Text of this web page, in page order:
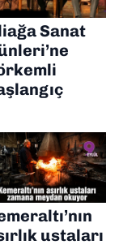
Sanat
ustaları